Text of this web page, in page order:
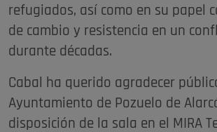
refugiados, así como en su papel
de cambio y resistencia en un
durante décadas.
Cabal ha querido agradecer
Ayuntamiento de Pozuelo de
disposición de la sala en el MIRA